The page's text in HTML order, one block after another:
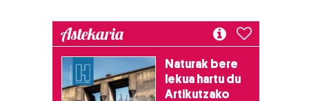
Astekaria
Naturak bere
lekua hartu du
Artikutzako